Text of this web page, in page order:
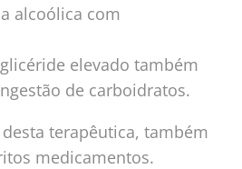
alcoólica com
elevado também
de carboidratos.
terapêutica, também
medicamentos.